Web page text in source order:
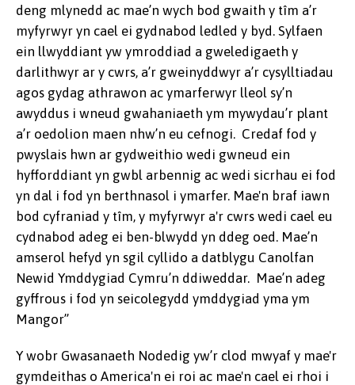
deng mlynedd ac mae’n wych bod gwaith y tîm a’r
myfyrwyr yn cael ei gydnabod ledled y byd. Sylfaen
ein llwyddiant yw ymroddiad a gweledigaeth y
darlithwyr ar y cwrs, a’r gweinyddwyr a’r cysylltiadau
agos gydag athrawon ac ymarferwyr lleol sy’n
awyddus i wneud gwahaniaeth ym mywydau’r plant
a’r oedolion maen nhw’n eu cefnogi. Credaf fod y
pwyslais hwn ar gydweithio wedi gwneud ein
hyfforddiant yn gwbl arbennig ac wedi sicrhau ei fod
yn dal i fod yn berthnasol i ymarfer. Mae'n braf iawn
bod cyfraniad y tîm, y myfyrwyr a'r cwrs wedi cael eu
cydnabod adeg ei ben-blwydd yn ddeg oed. Mae’n
amserol hefyd yn sgil cyllido a datblygu Canolfan
Newid Ymddygiad Cymru’n ddiweddar. Mae’n adeg
gyffrous i fod yn seicolegydd ymddygiad yma ym
Mangor”
Y wobr Gwasanaeth Nodedig yw’r clod mwyaf y mae'r
gymdeithas o America'n ei roi ac mae'n cael ei rhoi i